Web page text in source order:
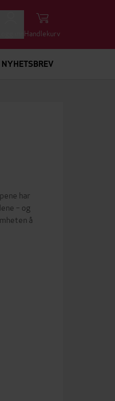
Handlekurv
NYHETSBREV
har
– og
å